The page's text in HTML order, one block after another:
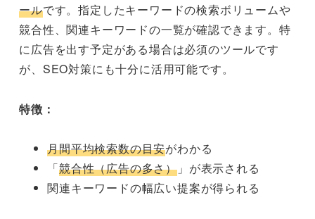
ールです。指定したキーワードの検索ボリュームや
競合性、関連キーワードの一覧が確認できます。特
に広告を出す予定がある場合は必須のツールです
が、SEO対策にも十分に活用可能です。
特徴：
月間平均検索数の目安がわかる
「競合性（広告の多さ） 」が表示される
関連キーワードの幅広い提案が得られる